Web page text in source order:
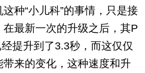
种“小儿科”的事情，只是接
最新一次的升级之后，其P
提升到了3.3秒，而这仅仅
来的变化，这种速度和升